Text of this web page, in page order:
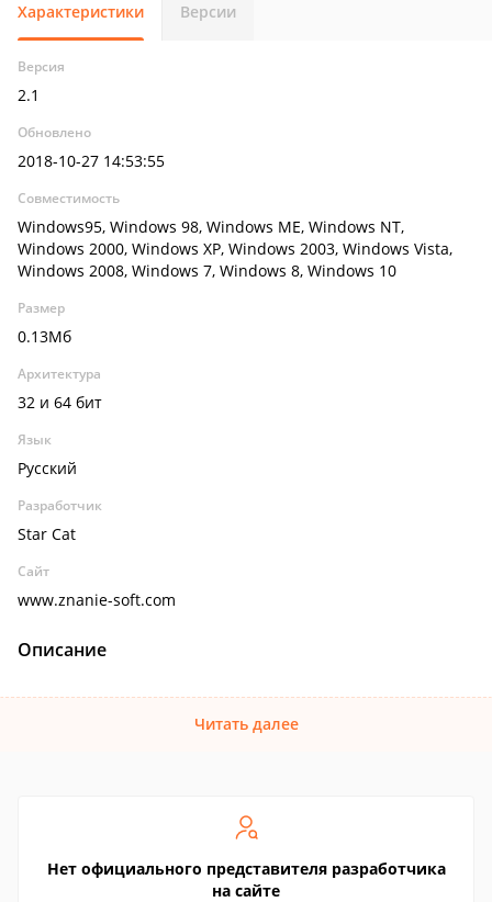
Характеристики Версии
Версия
2.1
Обновлено
2018-10-27 14:53:55
Совместимость
Windows95, Windows 98, Windows ME, Windows NT,
Windows 2000, Windows XP, Windows 2003, Windows Vista,
Windows 2008, Windows 7, Windows 8, Windows 10
Размер
0.13Мб
Архитектура
32 и 64 бит
Язык
Русский
Разработчик
Star Cat
Сайт
www.znanie-soft.com
Описание
Читать далее
Нет официального представителя разработчика
на сайте